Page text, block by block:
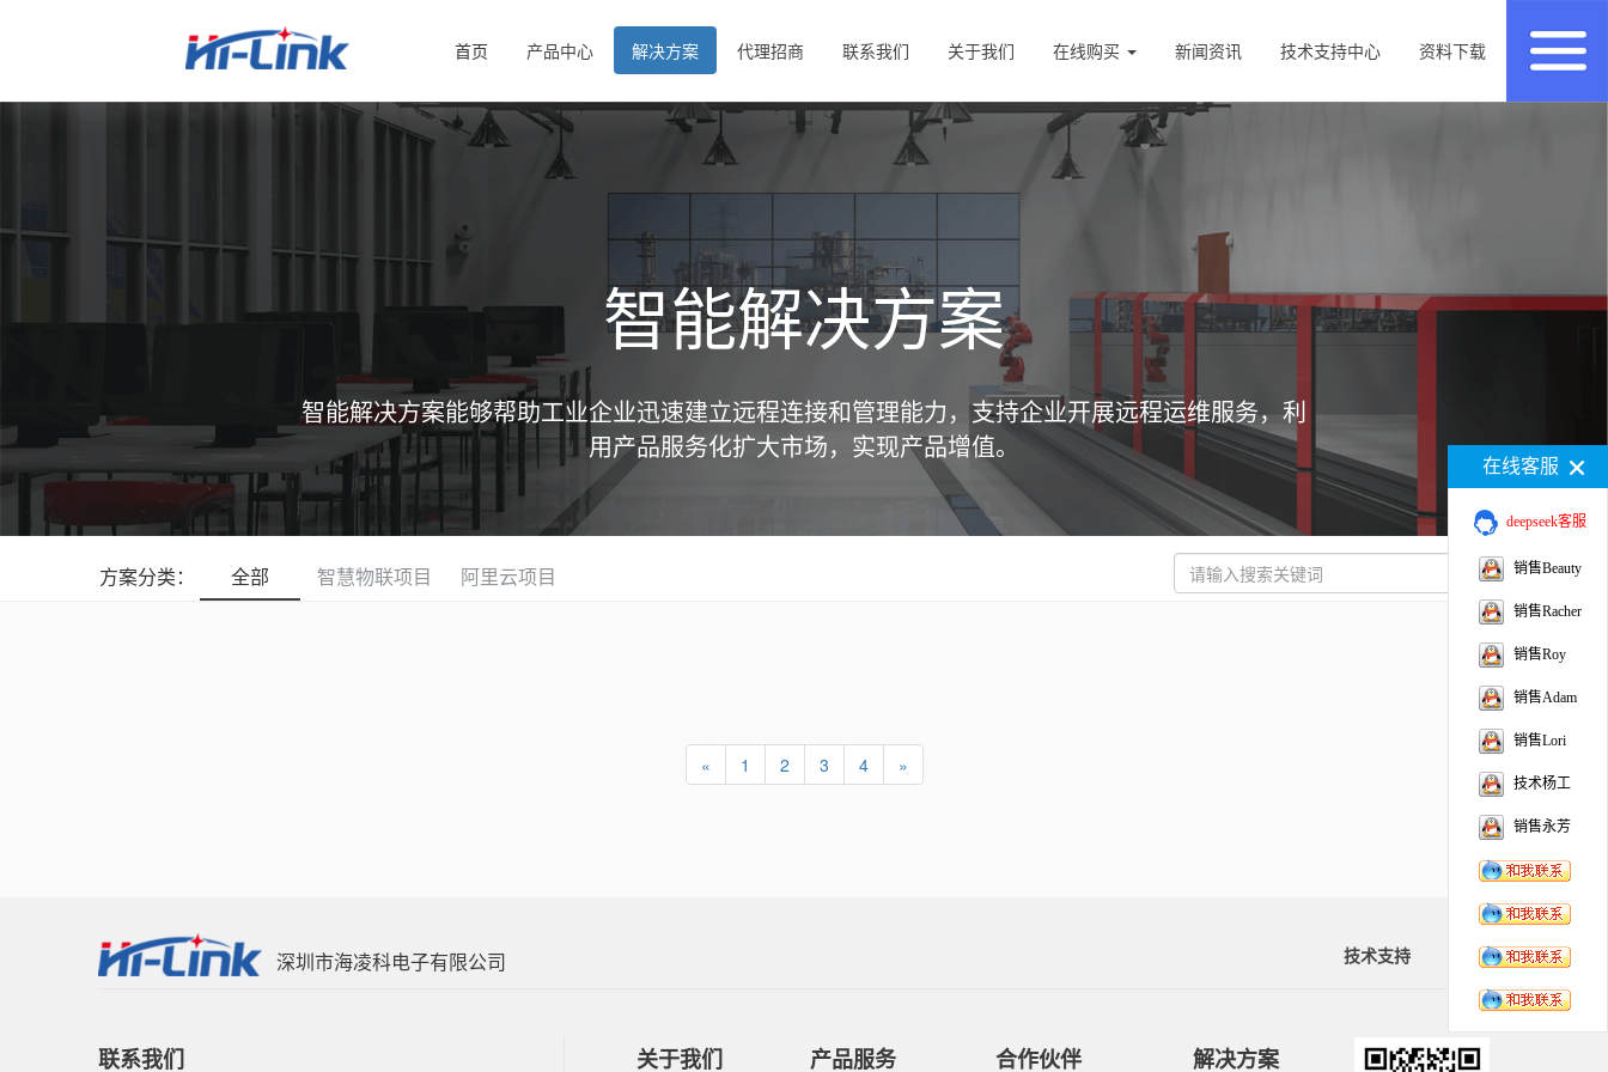
首页 产品中心 解决方案 代理招商 联系我们 关于我们 在线购买 新闻资讯 技术支持中心 资料下载
智能解决方案
智能解决方案能够帮助工业企业迅速建立远程连接和管理能力，支持企业开展远程运维服务，利
用产品服务化扩大市场，实现产品增值。
方案分类： 全部 智慧物联项目 阿里云项目
« 1 2 3 4 »
深圳市海凌科电子有限公司 技术支持 资料下载
联系我们 关于我们 产品服务 合作伙伴 解决方案
在线客服
deepseek客服
销售Beauty
销售Racher
销售Roy
销售Adam
销售Lori
技术杨工
销售永芳